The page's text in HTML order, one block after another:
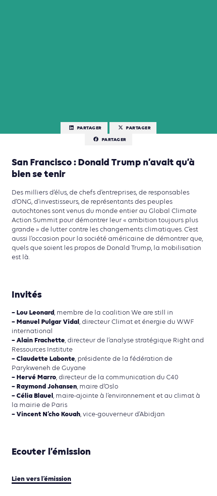
PARTAGER
PARTAGER
PARTAGER
San Francisco : Donald Trump n’avait qu’à
bien se tenir
Des milliers d’élus, de chefs d’entreprises, de responsables
d’ONG, d’investisseurs, de représentants des peuples
autochtones sont venus du monde entier au Global Climate
Action Summit pour démontrer leur « ambition toujours plus
grande » de lutter contre les changements climatiques. C’est
aussi l’occasion pour la société américaine de démontrer que,
quels que soient les propos de Donald Trump, la mobilisation
est là.
Invités
– Lou Leonard, membre de la coalition We are still in
– Manuel Pulgar Vidal, directeur Climat et énergie du WWF
international
– Alain Frachette, directeur de l’analyse stratégique Right and
Ressources Institute
– Claudette Labonte, présidente de la fédération de
Parykweneh de Guyane
– Hervé Marro, directeur de la communication du C40
– Raymond Johansen, maire d’Oslo
– Célia Blauel, maire-ajointe à l’environnement et au climat à
la mairie de Paris
– Vincent N’cho Kouah, vice-gouverneur d’Abidjan
Ecouter l’émission
Lien vers l’émission